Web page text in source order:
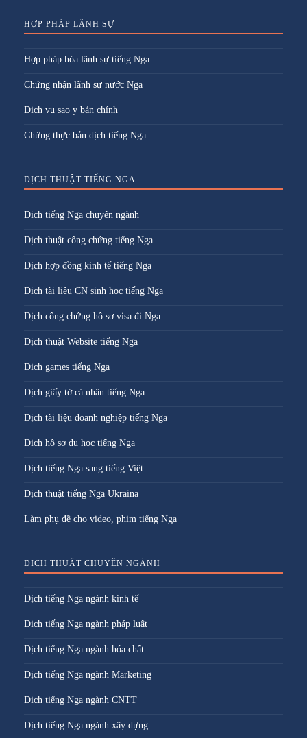
HỢP PHÁP LÃNH SỰ
Hợp pháp hóa lãnh sự tiếng Nga
Chứng nhận lãnh sự nước Nga
Dịch vụ sao y bản chính
Chứng thực bản dịch tiếng Nga
DỊCH THUẬT TIẾNG NGA
Dịch tiếng Nga chuyên ngành
Dịch thuật công chứng tiếng Nga
Dịch hợp đồng kinh tế tiếng Nga
Dịch tài liệu CN sinh học tiếng Nga
Dịch công chứng hồ sơ visa đi Nga
Dịch thuật Website tiếng Nga
Dịch games tiếng Nga
Dịch giấy tờ cá nhân tiếng Nga
Dịch tài liệu doanh nghiệp tiếng Nga
Dịch hồ sơ du học tiếng Nga
Dịch tiếng Nga sang tiếng Việt
Dịch thuật tiếng Nga Ukraina
Làm phụ đề cho video, phim tiếng Nga
DỊCH THUẬT CHUYÊN NGÀNH
Dịch tiếng Nga ngành kinh tế
Dịch tiếng Nga ngành pháp luật
Dịch tiếng Nga ngành hóa chất
Dịch tiếng Nga ngành Marketing
Dịch tiếng Nga ngành CNTT
Dịch tiếng Nga ngành xây dựng